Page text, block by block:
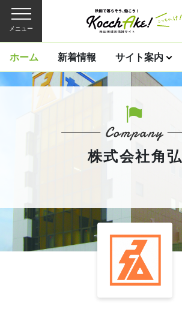
メニュー
ホーム 新着情報 サイト案内
株式会社角弘